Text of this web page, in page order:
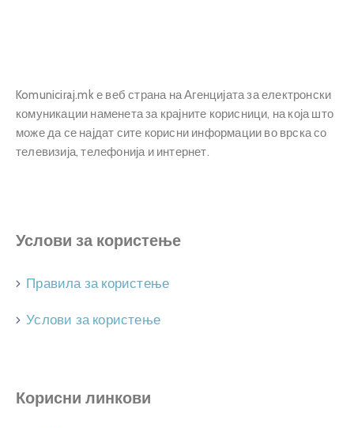
Komuniciraj.mk е веб страна на Агенцијата за електронски
комуникации наменета за крајните корисници, на која што
може да се најдат сите корисни информации во врска со
телевизија, телефонија и интернет.
Услови за користење
Правила за користење
Услови за користење
Корисни линкови